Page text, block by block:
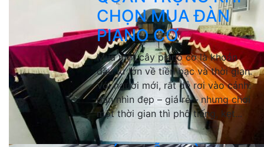
CHỌN MUA ĐÀN
PIANO CƠ
Mua một cây piano cơ là khoản
đầu tư lớn về tiền bạc và thời gian.
Với người mới, rất dễ rơi vào cảnh:
đàn nhìn đẹp – giá rẻ – nhưng chơi
một thời gian thì phô tiếng, kẹt...